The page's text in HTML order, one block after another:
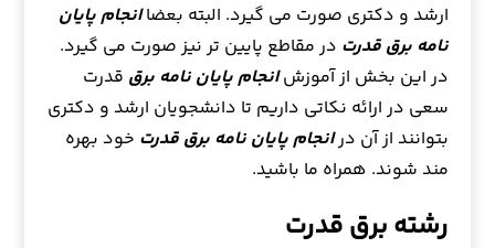
ارشد و دکتری صورت می گیرد. البته بعضاانجام پایان
نامه برق قدرت در مقاطع پایین تر نیز صورت می گیرد.
در این بخش از آموزشانجام پایان نامه برق قدرت
سعی در ارائه نکاتی داریم تا دانشجویان ارشد و دکتری
بتوانند از آن درانجام پایان نامه برق قدرت خود بهره
مند شوند. همراه ما باشید.
رشته برق قدرت